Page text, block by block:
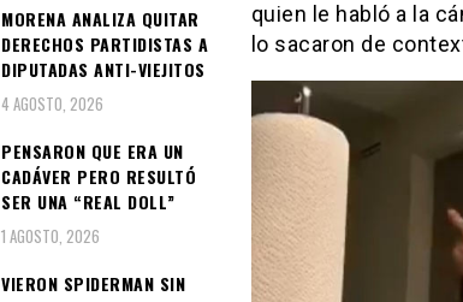
quien le habló a la
lo sacaron de
MORENA ANALIZA QUITAR
DERECHOS PARTIDISTAS A
DIPUTADAS ANTI-VIEJITOS
4 AGOSTO, 2026
PENSARON QUE ERA UN
CADÁVER PERO RESULTÓ
SER UNA “REAL DOLL”
1 AGOSTO, 2026
VIERON SPIDERMAN SIN